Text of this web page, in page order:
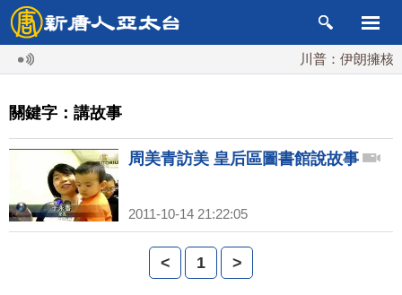
川普：伊朗擁核
關鍵字：講故事
周美青訪美 皇后區圖書館說故事
2011-10-14 21:22:05
< 1 >